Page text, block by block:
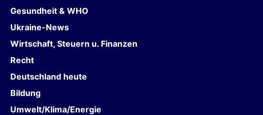
Gesundheit & WHO
Ukraine-News
Wirtschaft, Steuern u. Finanzen
Recht
Deutschland heute
Bildung
Umwelt/Klima/Energie